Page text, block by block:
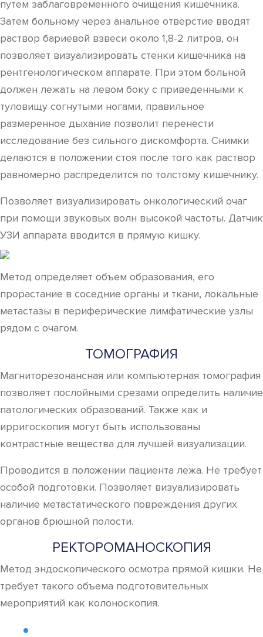
путем заблаговременного очищения кишечника.
Затем больному через анальное отверстие вводят
раствор бариевой взвеси около 1,8-2 литров, он
позволяет визуализировать стенки кишечника на
рентгенологическом аппарате. При этом больной
должен лежать на левом боку с приведенными к
туловищу согнутыми ногами, правильное
размеренное дыхание позволит перенести
исследование без сильного дискомфорта. Снимки
делаются в положении стоя после того как раствор
равномерно распределится по толстому кишечнику.
Позволяет визуализировать онкологический очаг
при помощи звуковых волн высокой частоты. Датчик
УЗИ аппарата вводится в прямую кишку.
Метод определяет объем образования, его
прорастание в соседние органы и ткани, локальные
метастазы в периферические лимфатические узлы
рядом с очагом.
ТОМОГРАФИЯ
Магниторезонансная или компьютерная томография
позволяет послойными срезами определить наличие
патологических образований. Также как и
ирригоскопия могут быть использованы
контрастные вещества для лучшей визуализации.
Проводится в положении пациента лежа. Не требует
особой подготовки. Позволяет визуализировать
наличие метастатического повреждения других
органов брюшной полости.
РЕКТОРОМАНОСКОПИЯ
Метод эндоскопического осмотра прямой кишки. Не
требует такого объема подготовительных
мероприятий как колоноскопия.